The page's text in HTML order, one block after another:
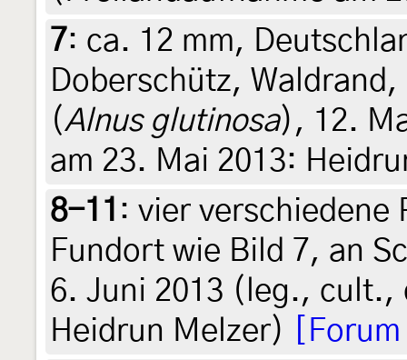
7: ca. 12 mm,
Doberschütz,
(Alnus glutinosa), 12.
am 23. Mai 2013:
8-11 : vier verschiedene
Fundort wie Bild 7, an
6. Juni 2013 (leg., cult.,
Heidrun Melzer)